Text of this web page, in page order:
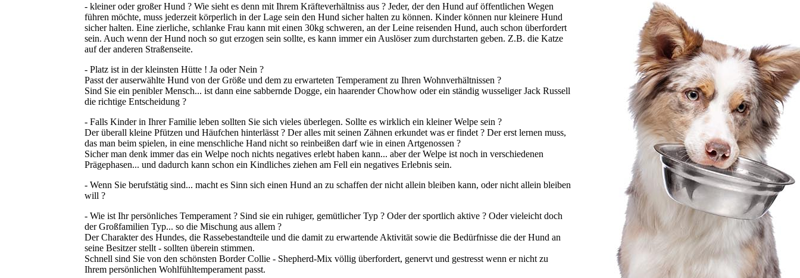
- kleiner oder großer Hund ? Wie sieht es denn mit Ihrem Kräfteverhältniss aus ? Jeder, der den Hund auf öffentlichen Wegen
führen möchte, muss jederzeit körperlich in der Lage sein den Hund sicher halten zu können. Kinder können nur kleinere Hund
sicher halten. Eine zierliche, schlanke Frau kann mit einen 30kg schweren, an der Leine reisenden Hund, auch schon überfordert
sein. Auch wenn der Hund noch so gut erzogen sein sollte, es kann immer ein Auslöser zum durchstarten geben. Z.B. die Katze
auf der anderen Straßenseite.
- Platz ist in der kleinsten Hütte ! Ja oder Nein ?
Passt der auserwählte Hund von der Größe und dem zu erwarteten Temperament zu Ihren Wohnverhältnissen ?
Sind Sie ein penibler Mensch... ist dann eine sabbernde Dogge, ein haarender Chowhow oder ein ständig wusseliger Jack Russell
die richtige Entscheidung ?
- Falls Kinder in Ihrer Familie leben sollten Sie sich vieles überlegen. Sollte es wirklich ein kleiner Welpe sein ?
Der überall kleine Pfützen und Häufchen hinterlässt ? Der alles mit seinen Zähnen erkundet was er findet ? Der erst lernen muss,
das man beim spielen, in eine menschliche Hand nicht so reinbeißen darf wie in einen Artgenossen ?
Sicher man denk immer das ein Welpe noch nichts negatives erlebt haben kann... aber der Welpe ist noch in verschiedenen
Prägephasen... und dadurch kann schon ein Kindliches ziehen am Fell ein negatives Erlebnis sein.
- Wenn Sie berufstätig sind... macht es Sinn sich einen Hund an zu schaffen der nicht allein bleiben kann, oder nicht allein bleiben
will ?
- Wie ist Ihr persönliches Temperament ? Sind sie ein ruhiger, gemütlicher Typ ? Oder der sportlich aktive ? Oder vieleicht doch
der Großfamilien Typ... so die Mischung aus allem ?
Der Charakter des Hundes, die Rassebestandteile und die damit zu erwartende Aktivität sowie die Bedürfnisse die der Hund an
seine Besitzer stellt - sollten überein stimmen.
Schnell sind Sie von den schönsten Border Collie - Shepherd-Mix völlig überfordert, genervt und gestresst wenn er nicht zu
Ihrem persönlichen Wohlfühltemperament passt.